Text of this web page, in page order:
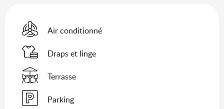
Air conditionné
Draps et linge
Terrasse
Parking